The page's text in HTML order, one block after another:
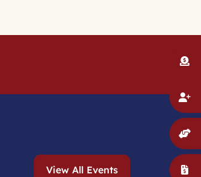
View All Events